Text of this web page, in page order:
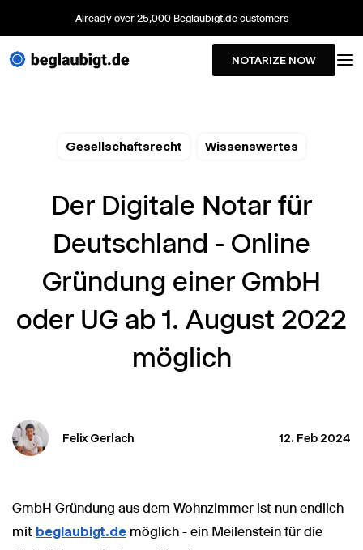
Already over 25,000 Beglaubigt.de customers
NOTARIZE NOW
Gesellschaftsrecht Wissenswertes
Der Digitale Notar für
Deutschland - Online
Gründung einer GmbH
oder UG ab 1. August 2022
möglich
Felix Gerlach 12. Feb 2024
GmbH Gründung aus dem Wohnzimmer ist nun endlich
mit beglaubigt.de möglich - ein Meilenstein für die